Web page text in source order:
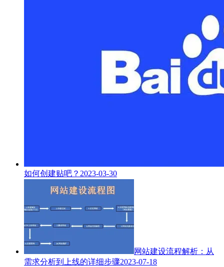
如何创建贴吧？ 2023-03-30
网站建设流程解析：从
需求分析到上线的详细步骤2023-07-18